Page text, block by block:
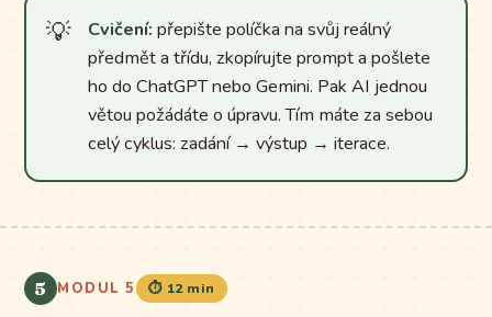
Cvičení: přepište políčka na svůj reálný
předmět a třídu, zkopírujte prompt a pošlete
ho do ChatGPT nebo Gemini. Pak AI jednou
větou požádáte o úpravu. Tím máte za sebou
celý cyklus: zadání → výstup → iterace.
5 MODUL 5 ⏱️ 12 min